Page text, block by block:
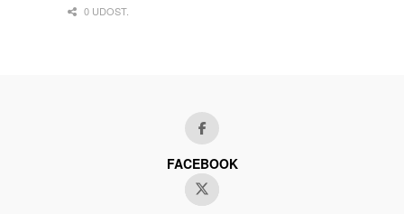
0 UDOST.
FACEBOOK